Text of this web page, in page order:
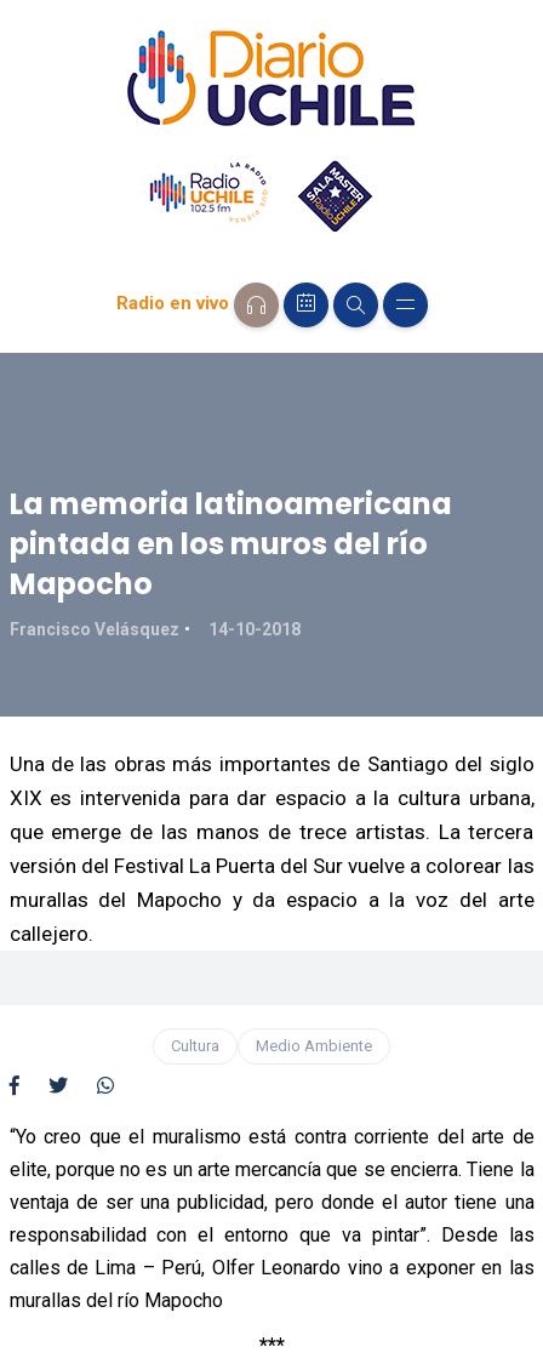
Radio en vivo
La memoria latinoamericana
pintada en los muros del río
Mapocho
Francisco Velásquez 14-10-2018
Una de las obras más importantes de Santiago del siglo
XIX es intervenida para dar espacio a la cultura urbana,
que emerge de las manos de trece artistas. La tercera
versión del Festival La Puerta del Sur vuelve a colorear las
murallas del Mapocho y da espacio a la voz del arte
callejero.
Cultura Medio Ambiente
“Yo creo que el muralismo está contra corriente del arte de
elite, porque no es un arte mercancía que se encierra. Tiene la
ventaja de ser una publicidad, pero donde el autor tiene una
responsabilidad con el entorno que va pintar”. Desde las
calles de Lima – Perú, Olfer Leonardo vino a exponer en las
murallas del río Mapocho
***